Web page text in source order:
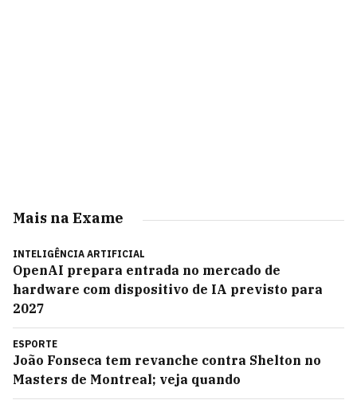
Mais na Exame
INTELIGÊNCIA ARTIFICIAL
OpenAI prepara entrada no mercado de
hardware com dispositivo de IA previsto para
2027
ESPORTE
João Fonseca tem revanche contra Shelton no
Masters de Montreal; veja quando